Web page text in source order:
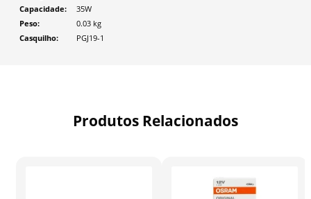
Capacidade
35W
Peso
0.03 kg
Casquilho
PGJ19-1
Produtos Relacionados